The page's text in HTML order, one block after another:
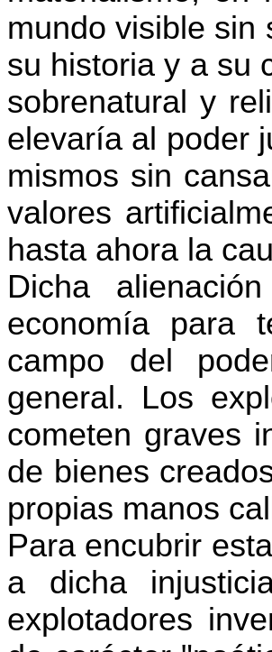
mundo visible sin
su historia y a su
sobrenatural y
elevaría al poder
mismos sin
valores
hasta ahora la
Dicha
economía para
campo del
general. Los
cometen graves
de bienes
propias manos
Para encubrir
a dicha
explotadores